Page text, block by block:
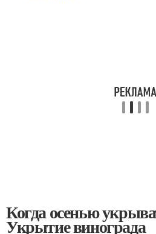
Когда осенью
Укрытие винограда